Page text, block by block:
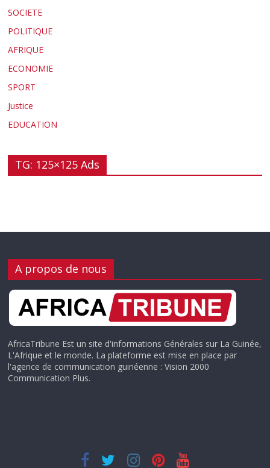
SOCIETE
POLITIQUE
AFRIQUE
ECONOMIE
SPORT
Justice
EDUCATION
TG: 125×125 Ads
A propos de nous
AfricaTribune Est un site d'informations Générales sur La Guinée,
L'Afrique et le monde. La plateforme est mise en place par
l'agence de communication guinéenne : Vision 2000
Communication Plus.